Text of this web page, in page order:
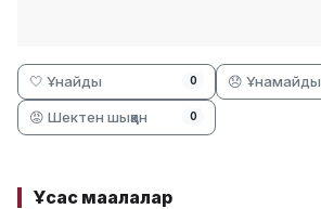
🤍 Ұнайды 0 😞 Ұнамайды
😡 Шектен шыққан 0
Ұқсас мақалалар